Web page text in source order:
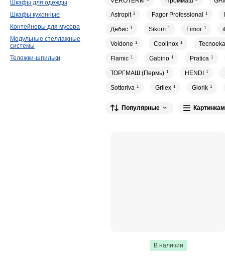
Astropit 2 Fagor Professional 1
Дебис 1 Sikom 1 Fimor 1
Voldone 1 Coolinox 1 Tecnoeka
Flamic 1 Gabino 1 Pratica 1
ТОРГМАШ (Пермь) 1 HENDI 1
Sottoriva 1 Grilex 1 Giorik 1
Популярные
В наличии
Шкафы для одежды
Шкафы кухонные
Контейнеры для мусора
Модульные стеллажные
системы
Тележки-шпильки